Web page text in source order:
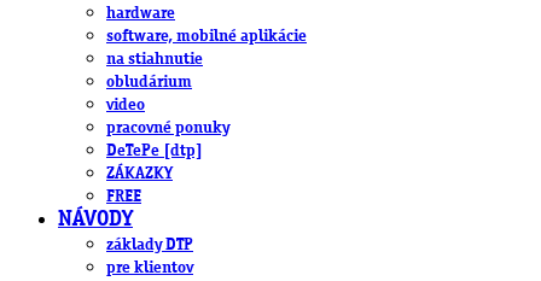
hardware
software, mobilné aplikácie
na stiahnutie
obludárium
video
pracovné ponuky
DeTePe [dtp]
ZÁKAZKY
FREE
NÁVODY
základy DTP
pre klientov